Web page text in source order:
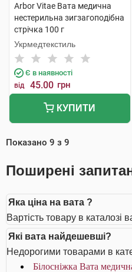
Arbor Vitae Вата медична
нестерильна зигзагоподібна
стрічка 100 г
Укрмедтекстиль
Є в наявності
від 45.00 грн
КУПИТИ
Показано 9 з 9
Поширені
Яка ціна на вата ?
Вартість товару в каталозі
Які вата найдешевші?
Недорогими товарами в
Білосніжка Вата